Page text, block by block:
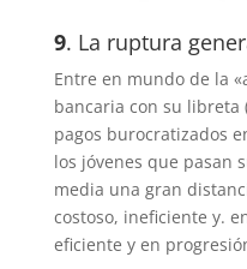
9. La ruptura
Entre en mundo de la
bancaria con su libreta
pagos burocratizados
los jóvenes que pasan
media una gran
costoso, ineficiente y.
eficiente y en